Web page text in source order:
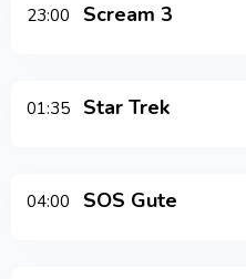
23:00 Scream 3
01:35 Star Trek
04:00 SOS Gute